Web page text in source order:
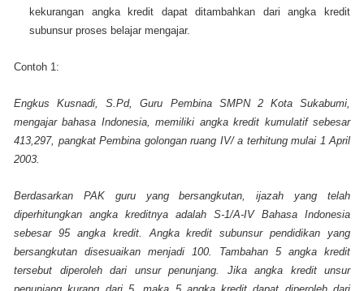
kekurangan angka kredit dapat ditambahkan dari angka kredit
subunsur proses belajar mengajar.
Contoh 1:
Engkus Kusnadi, S.Pd, Guru Pembina SMPN 2 Kota Sukabumi,
mengajar bahasa Indonesia, memiliki angka kredit kumulatif sebesar
413,297, pangkat Pembina golongan ruang IV/ a terhitung mulai 1 April
2003.
Berdasarkan PAK guru yang bersangkutan, ijazah yang telah
diperhitungkan angka kreditnya adalah S-1/A-IV Bahasa Indonesia
sebesar 95 angka kredit. Angka kredit subunsur pendidikan yang
bersangkutan disesuaikan menjadi 100. Tambahan 5 angka kredit
tersebut diperoleh dari unsur penunjang. Jika angka kredit unsur